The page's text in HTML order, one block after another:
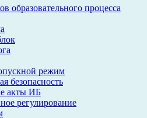
образовательного процесса
режим
безопасность
акты ИБ
регулирование